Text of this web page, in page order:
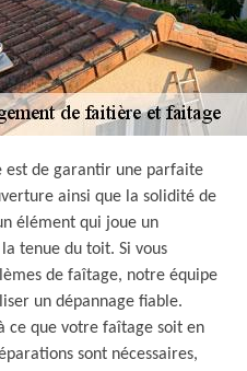
est de garantir une parfaite
ainsi que la solidité de
élément qui joue un
tenue du toit. Si vous
de faîtage, notre équipe
un dépannage fiable.
ce que votre faîtage soit en
sont nécessaires,